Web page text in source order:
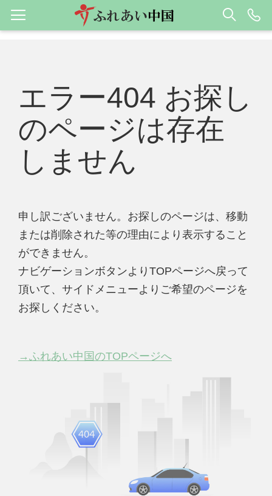
エラー404 お探し
のページは存在
しません
申し訳ございません。お探しのページは、移動
または削除された等の理由により表示すること
ができません。
ナビゲーションボタンよりTOPページへ戻って
頂いて、サイドメニューよりご希望のページを
お探しください。
→ふれあい中国のTOPページへ